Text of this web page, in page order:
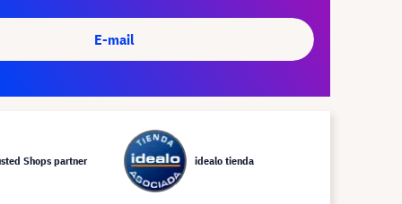
E-mail
Shops partner idealo tienda